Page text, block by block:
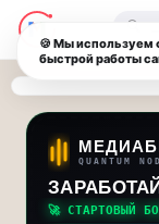
Последние
новости
и
обновления
потока:
Друзья,
—
🔍
QUANTUM
🚀 СТАРТОВЫЙ
🍪 Мы используем
быстрой работы